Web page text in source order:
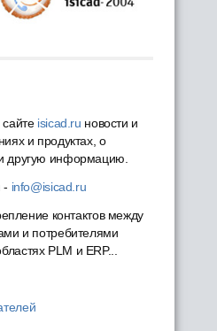
isicad.ru новости и
и продуктах, о
другую информацию.
- info@isicad.ru
контактов между
и потребителями
PLM и ERP...